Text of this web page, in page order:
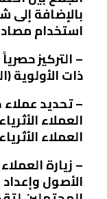
بالإضافة إلى
استخدام
– التركيز
ذات الأولوية
– تحديد
العملاء
العملاء
– زيارة
الأصول